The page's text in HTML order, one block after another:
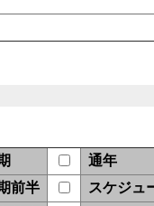
通年
前半
スケジュ